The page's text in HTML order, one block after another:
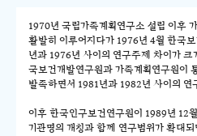
1970년 국립가족계획연구소 설립 이후
활발히 이루어지다가 1976년 4월 한국
년과 1976년 사이의 연구주제 차이가
국보건개발연구원과 가족계획연구원이
발족하면서 1981년과 1982년 사이의 연
이후 한국인구보건연구원이 1989년 12
기관명의 개칭과 함께 연구범위가 확대